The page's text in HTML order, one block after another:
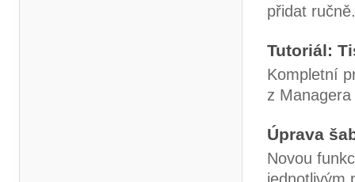
přidat ručně.
Tutoriál:
Kompletní
z
Úprava
Novou